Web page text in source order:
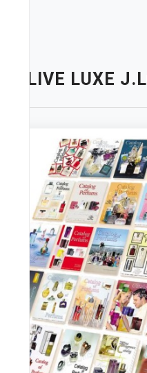
LIVE LUXE